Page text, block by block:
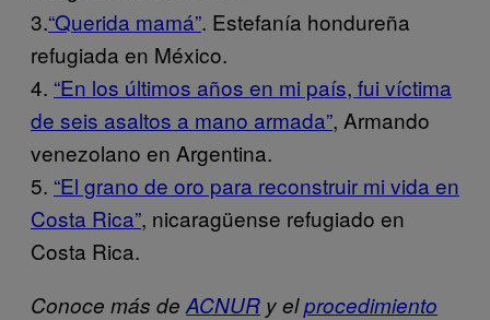
3.“Querida mamá”. Estefanía hondureña
refugiada en México.
4. “En los últimos años en mi país, fui víctima
de seis asaltos a mano armada”, Armando
venezolano en Argentina.
5. “El grano de oro para reconstruir mi vida en
Costa Rica”, nicaragüense refugiado en
Costa Rica.
Conoce más de ACNUR y elprocedimiento